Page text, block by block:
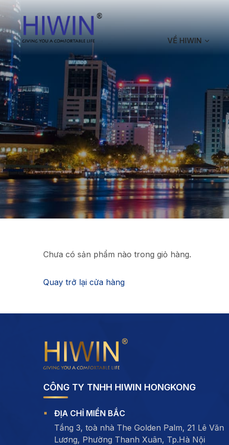
VỀ HIWIN
Chưa có sản phẩm nào trong giỏ hàng.
Quay trở lại cửa hàng
CÔNG TY TNHH HIWIN HONGKONG
ĐỊA CHỈ MIỀN BẮC
Tầng 3, toà nhà The Golden Palm, 21 Lê Văn
Lương, Phường Thanh Xuân, Tp.Hà Nội